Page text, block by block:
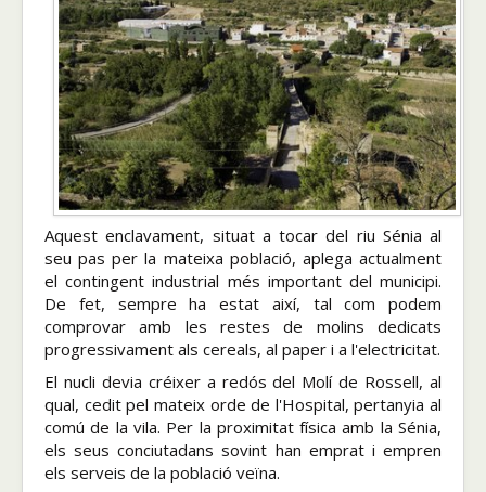
Aquest enclavament, situat a tocar del riu Sénia al
seu pas per la mateixa població, aplega actualment
el contingent industrial més important del municipi.
De fet, sempre ha estat així, tal com podem
comprovar amb les restes de molins dedicats
progressivament als cereals, al paper i a l'electricitat.
El nucli devia créixer a redós del Molí de Rossell, al
qual, cedit pel mateix orde de l'Hospital, pertanyia al
comú de la vila. Per la proximitat física amb la Sénia,
els seus conciutadans sovint han emprat i empren
els serveis de la població veïna.